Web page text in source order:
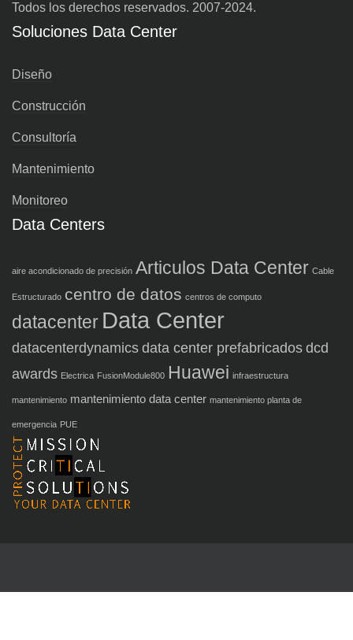
Todos los derechos reservados. 2007-2024.
Soluciones Data Center
Diseño
Construcción
Consultoría
Mantenimiento
Monitoreo
Data Centers
aire acondicionado de precisión Articulos Data Center Cable
Estructurado centro de datos centros de computo
datacenter Data Center
datacenterdynamicsdata center prefabricadosdcd
awards Electrica FusionModule800 Huawei infraestructura
mantenimiento mantenimiento data center mantenimiento planta de
emergencia PUE